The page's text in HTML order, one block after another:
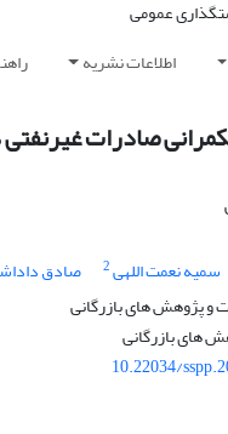
اطلاعات نشریه
صادرات غیرنفتی
سمیه نعمت اللهی2 صادق
و پژوهش های بازرگانی
های بازرگانی
10.22034/